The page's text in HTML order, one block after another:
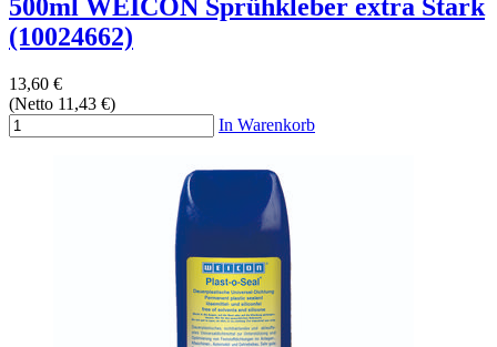
500ml WEICON Sprühkleber extra Stark
(10024662)
13,60 €
(Netto 11,43 €)
In Warenkorb